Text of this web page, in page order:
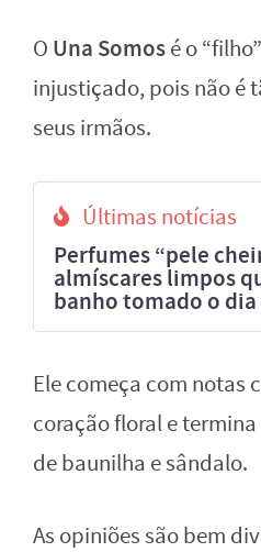
O Una Somosé o
injustiçado, pois não é
seus irmãos.
Últimas notícias
Perfumes “pele
almíscares limpos
banho tomado o
Ele começa com notas
coração floral e
de baunilha e sândalo.
As opiniões são bem